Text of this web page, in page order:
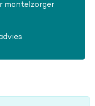
mantelzorger